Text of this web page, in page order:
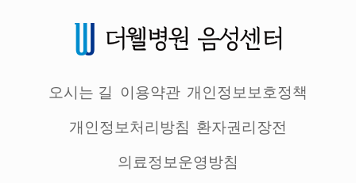
오시는 길 이용약관 개인정보보호정책
개인정보처리방침 환자권리장전
의료정보운영방침